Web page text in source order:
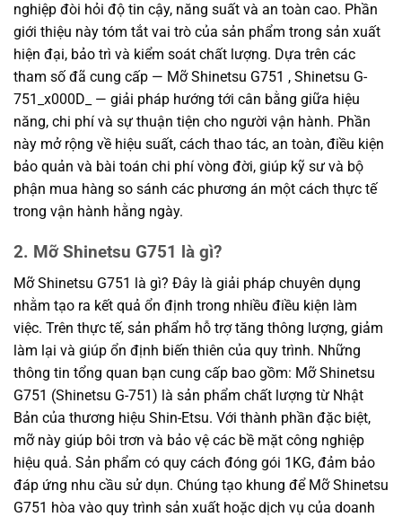
nghiệp đòi hỏi độ tin cậy, năng suất và an toàn cao. Phần
giới thiệu này tóm tắt vai trò của sản phẩm trong sản xuất
hiện đại, bảo trì và kiểm soát chất lượng. Dựa trên các
tham số đã cung cấp — Mỡ Shinetsu G751 , Shinetsu G-
751_x000D_ — giải pháp hướng tới cân bằng giữa hiệu
năng, chi phí và sự thuận tiện cho người vận hành. Phần
này mở rộng về hiệu suất, cách thao tác, an toàn, điều kiện
bảo quản và bài toán chi phí vòng đời, giúp kỹ sư và bộ
phận mua hàng so sánh các phương án một cách thực tế
trong vận hành hằng ngày.
2. Mỡ Shinetsu G751 là gì?
Mỡ Shinetsu G751 là gì? Đây là giải pháp chuyên dụng
nhằm tạo ra kết quả ổn định trong nhiều điều kiện làm
việc. Trên thực tế, sản phẩm hỗ trợ tăng thông lượng, giảm
làm lại và giúp ổn định biến thiên của quy trình. Những
thông tin tổng quan bạn cung cấp bao gồm: Mỡ Shinetsu
G751 (Shinetsu G-751) là sản phẩm chất lượng từ Nhật
Bản của thương hiệu Shin-Etsu. Với thành phần đặc biệt,
mỡ này giúp bôi trơn và bảo vệ các bề mặt công nghiệp
hiệu quả. Sản phẩm có quy cách đóng gói 1KG, đảm bảo
đáp ứng nhu cầu sử dụn. Chúng tạo khung để Mỡ Shinetsu
G751 hòa vào quy trình sản xuất hoặc dịch vụ của doanh